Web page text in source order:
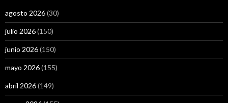
agosto 2026(30)
julio 2026(150)
junio 2026(150)
mayo 2026(155)
abril 2026(149)